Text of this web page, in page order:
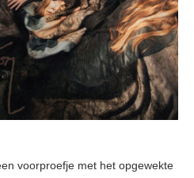
voorproefje met het opgewekte